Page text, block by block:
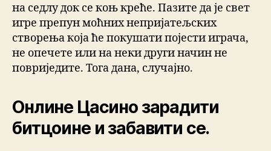
на седлу док се коњ креће. Пазите да је свет
игре препун моћних непријатељских
створења која ће покушати појести играча,
не опечете или на неки други начин не
повриједите. Тога дана, случајно.
Онлине Цасино зарадити
битцоине и забавити се.